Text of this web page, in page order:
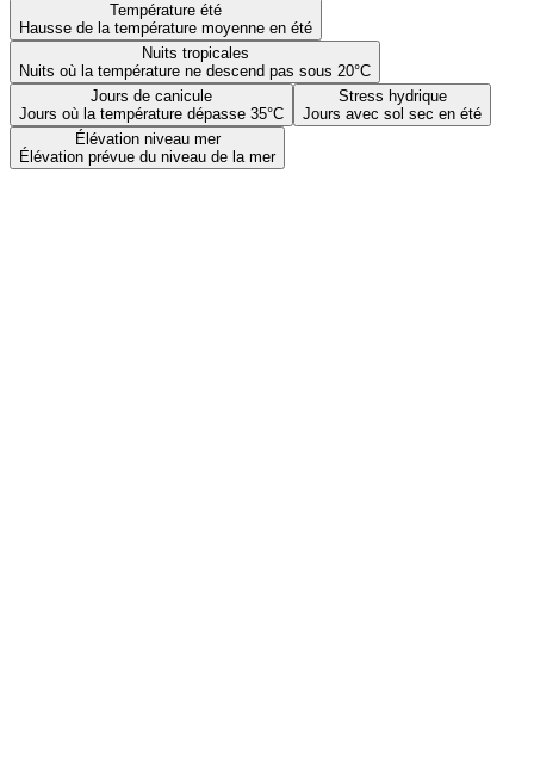
Température été
Hausse de la température moyenne en été
Nuits tropicales
Nuits où la température ne descend pas sous 20°C
Jours de canicule
Jours où la température dépasse 35°C
Stress hydrique
Jours avec sol sec en été
Élévation niveau mer
Élévation prévue du niveau de la mer